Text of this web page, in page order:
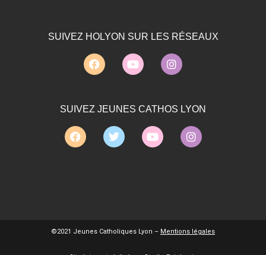
SUIVEZ HOLYON SUR LES RÉSEAUX
SUIVEZ JEUNES CATHOS LYON
©2021 Jeunes Catholiques Lyon – Mentions légales